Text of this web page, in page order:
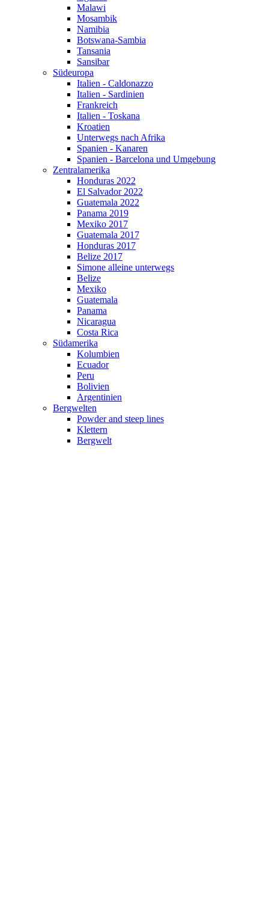
Malawi
Mosambik
Namibia
Botswana-Sambia
Tansania
Sansibar
Südeuropa
Italien - Caldonazzo
Italien - Sardinien
Frankreich
Italien - Toskana
Kroatien
Unterwegs nach Afrika
Spanien - Kanaren
Spanien - Barcelona und Umgebung
Zentralamerika
Honduras 2022
El Salvador 2022
Guatemala 2022
Panama 2019
Mexiko 2017
Guatemala 2017
Honduras 2017
Belize 2017
Simone alleine unterwegs
Belize
Mexiko
Guatemala
Panama
Nicaragua
Costa Rica
Südamerika
Kolumbien
Ecuador
Peru
Bolivien
Argentinien
Bergwelten
Powder and steep lines
Klettern
Bergwelt